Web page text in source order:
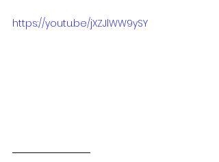
https://youtu.be/jXZJlWW9ySY